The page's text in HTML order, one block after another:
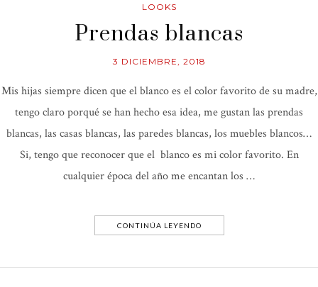
LOOKS
Prendas blancas
3 DICIEMBRE, 2018
Mis hijas siempre dicen que el blanco es el color favorito de su madre,
tengo claro porqué se han hecho esa idea, me gustan las prendas
blancas, las casas blancas, las paredes blancas, los muebles blancos…
Si, tengo que reconocer que el blanco es mi color favorito. En
cualquier época del año me encantan los …
CONTINÚA LEYENDO